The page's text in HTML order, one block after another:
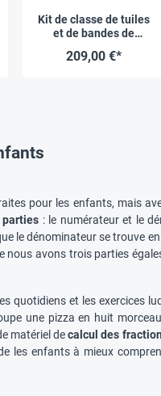
Kit de classe de tuiles
et de bandes de
en RE-Plastic® et
209,00 €*
pour les enfants, mais
parties : le numérateur et le
le dénominateur se trouve
nous avons trois parties
quotidiens et les exercices
une pizza en huit
matériel decalcul des
les enfants à mieux